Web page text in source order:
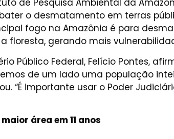
de Pesquisa Ambiental da
o desmatamento em terras
fogo na Amazônia é para
floresta, gerando mais
Público Federal, Felício Pontes,
de um lado uma população
“É importante usar o Poder
área em 11 anos